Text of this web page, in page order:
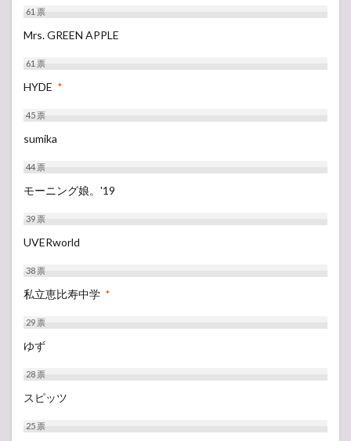
61票
Mrs. GREEN APPLE
61票
HYDE *
45票
sumika
44票
モーニング娘。'19
39票
UVERworld
38票
私立恵比寿中学 *
29票
ゆず
28票
スピッツ
25票